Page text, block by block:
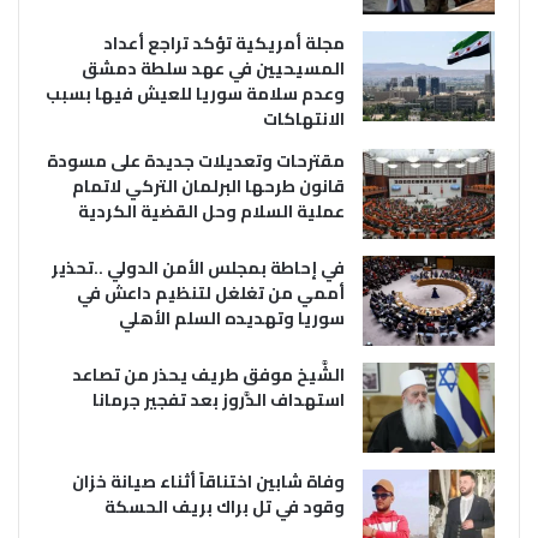
مجلة أمريكية تؤكد تراجع أعداد
المسيحيين في عهد سلطة دمشق
وعدم سلامة سوريا للعيش فيها بسبب
الانتهاكات
مقترحات وتعديلات جديدة على مسودة
قانون طرحها البرلمان التركي لاتمام
عملية السلام وحل القضية الكردية
في إحاطة بمجلس الأمن الدولي ..تحذير
أممي من تغلغل لتنظيم داعش في
سوريا وتهديده السلم الأهلي
الشَّيخ موفق طريف يحذر من تصاعد
استهداف الدَّروز بعد تفجير جرمانا
وفاة شابين اختناقاً أثناء صيانة خزان
وقود في تل براك بريف الحسكة